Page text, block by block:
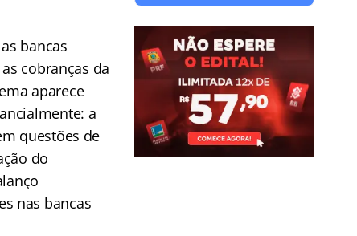
bancas
cobranças da
aparece
a
questões de
do
nas bancas